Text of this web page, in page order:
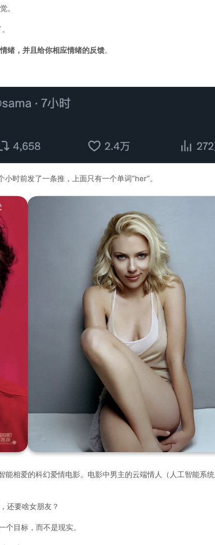
。
绪，并且给你相应情绪的反馈。
时前发了一条推，上面只有一个单词“her”。
能相爱的科幻爱情电影。电影中男主的云端情人（人工智能系统
还要啥女朋友？
目标，而不是现实。